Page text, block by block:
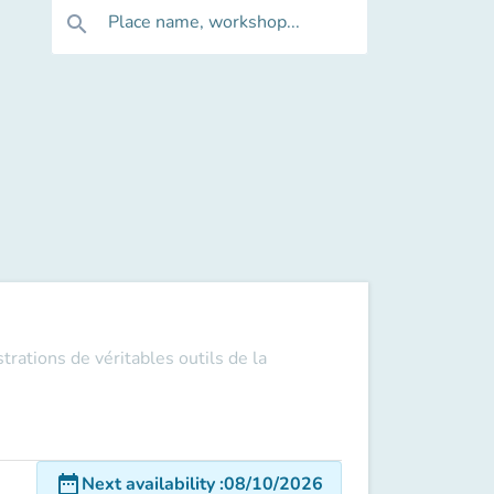
search Place name, workshop...
de véritables outils de la
date_rangeNext availability:08/10/2026